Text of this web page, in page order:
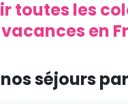
toutes les
en
séjours